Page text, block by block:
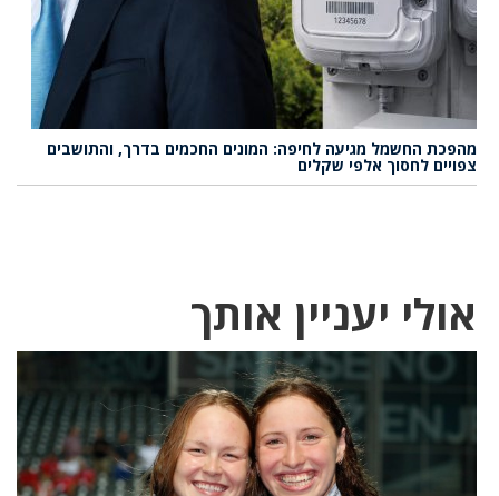
מהפכת החשמל מגיעה לחיפה: המונים החכמים בדרך, והתושבים
צפויים לחסוך אלפי שקלים
אולי יעניין אותך